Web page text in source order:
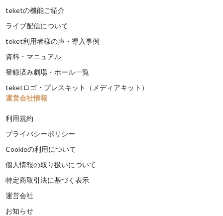
teketの機能ご紹介
ライブ配信について
teket利用者様の声・導入事例
資料・マニュアル
登録済み劇場・ホール一覧
teketロゴ・プレスキット（メディアキット）
運営会社情報
利用規約
プライバシーポリシー
Cookieの利用について
個人情報の取り扱いについて
特定商取引法に基づく表示
運営会社
お知らせ